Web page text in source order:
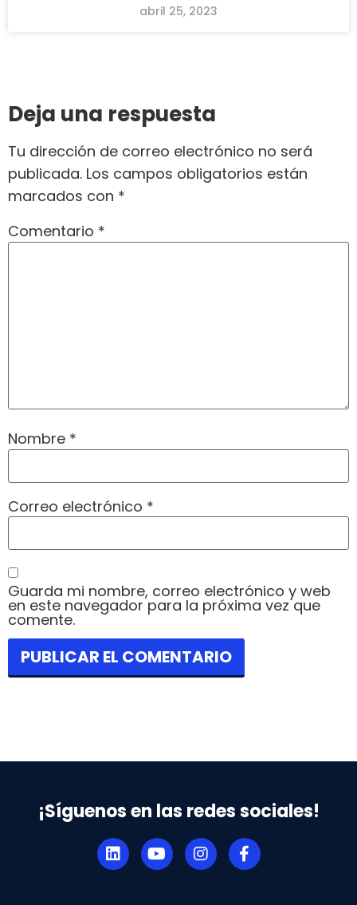
abril 25, 2023
Deja una respuesta
Tu dirección de correo electrónico no será
publicada. Los campos obligatorios están
marcados con *
Comentario *
Nombre *
Correo electrónico *
Guarda mi nombre, correo electrónico y web
en este navegador para la próxima vez que
comente.
¡Síguenos en las redes sociales!